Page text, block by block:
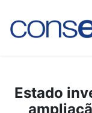
Estado